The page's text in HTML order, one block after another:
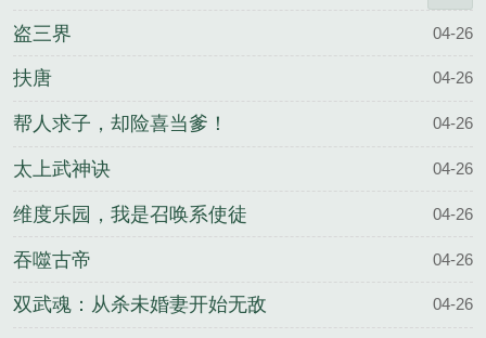
盗三界 04-26
扶唐 04-26
帮人求子，却险喜当爹！ 04-26
太上武神诀 04-26
维度乐园，我是召唤系使徒 04-26
吞噬古帝 04-26
双武魂：从杀未婚妻开始无敌 04-26